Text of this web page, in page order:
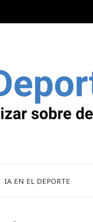
IA EN EL DEPORTE